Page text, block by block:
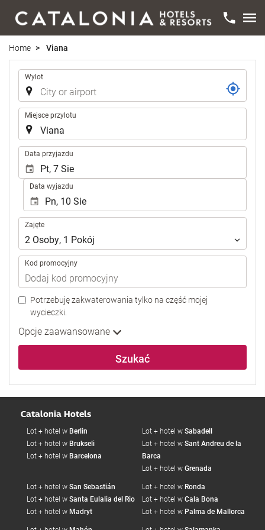
Home Viana
Trasa
Wylot
Miejsce przylotu
Data przyjazdu
Data wyjazdu
Zajęte
Zajęte
2 Osoby, 1 Pokój
Kod promocyjny
Potrzebuję zakwaterowania tylko na część mojej
wycieczki.
Opcje zaawansowane
Szukać
Catalonia Hotels
Lot + hotel w Berlin
Lot + hotel w Brukseli
Lot + hotel w Barcelona
Lot + hotel w Sabadell
Lot + hotel w Sant Andreu de la
Barca
Lot + hotel w Grenada
Lot + hotel w San Sebastián
Lot + hotel w Santa Eulalia del Rio
Lot + hotel w Madryt
Lot + hotel w Ronda
Lot + hotel w Cala Bona
Lot + hotel w Palma de Mallorca